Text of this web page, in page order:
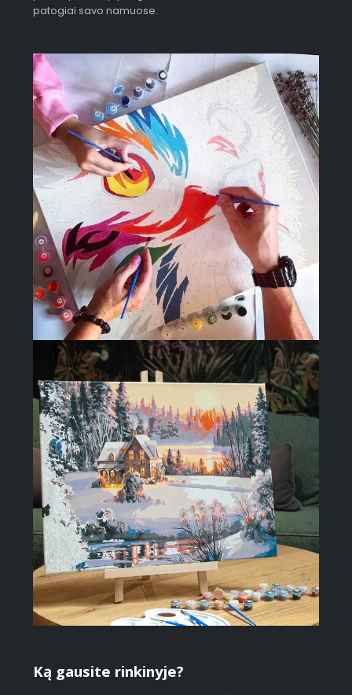
patogiai savo namuose.
Ką gausite rinkinyje?